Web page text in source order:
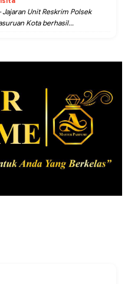
Jajaran Unit Reskrim Polsek
Kota berhasil...